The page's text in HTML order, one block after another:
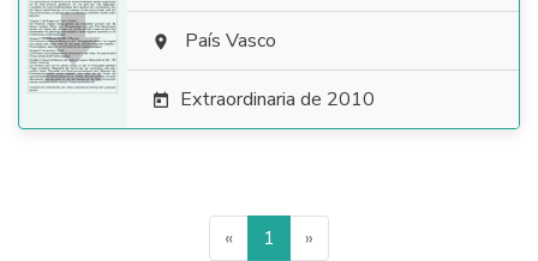
  País Vasco
 Extraordinaria de 2010
« 1 »